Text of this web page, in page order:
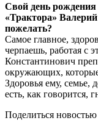
Свой день рождения
«Трактора»
пожелать?
Самое главное,
черпаешь, работая с
Константинович
окружающих,
Здоровья ему, семье,
есть, как говорится,
Поделиться новостью